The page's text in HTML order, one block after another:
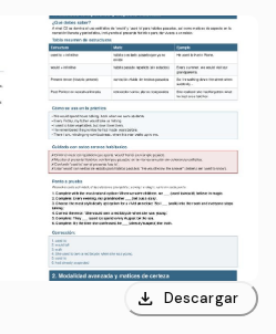
download Descargar